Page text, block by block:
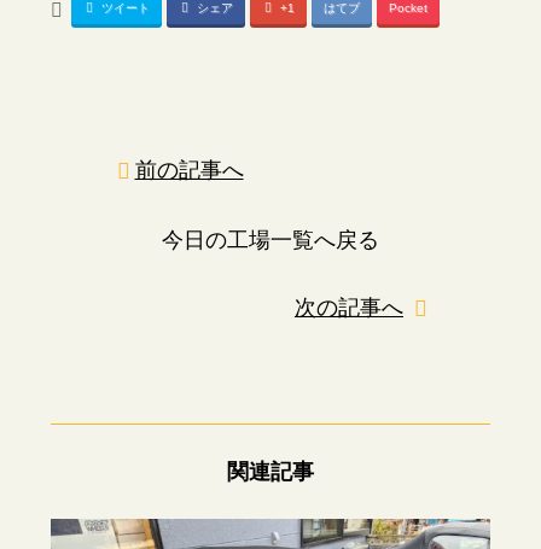
ツイート シェア +1 はてブ Pocket
前の記事へ
今日の工場一覧へ戻る
次の記事へ
関連記事